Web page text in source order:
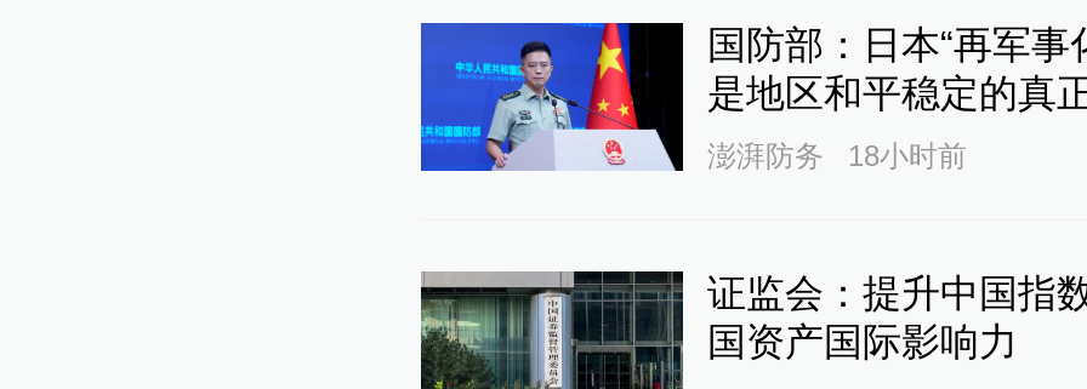
09:39
航拍湖南浏阳烟花厂爆炸事故现场：
员进入核心区域救援
09:01
湖南浏阳烟花厂爆炸事故已致21死61
国防部：日本“再军事
是地区和平稳定的真
澎湃防务 18小时前
证监会：提升中国指
国资产国际影响力